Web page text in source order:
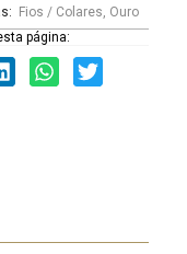
Fios / Colares, Ouro
página: